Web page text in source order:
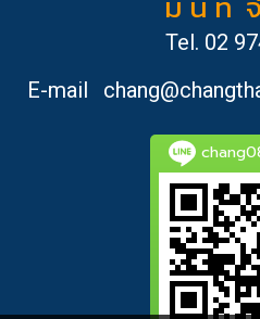
Tel. 02
E-mail